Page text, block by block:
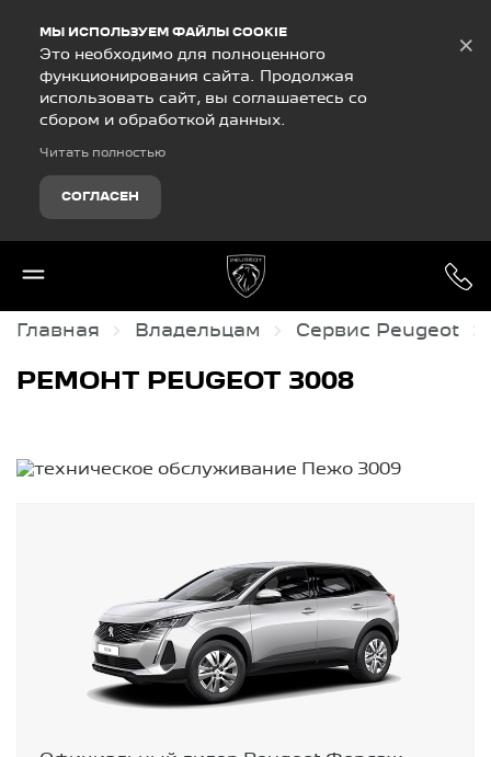
МЫ ИСПОЛЬЗУЕМ ФАЙЛЫ COOKIE
Это необходимо для полноценного
функционирования сайта. Продолжая
использовать сайт, вы соглашаетесь со
сбором и обработкой данных.
Читать полностью
СОГЛАСЕН
×
Главная Владельцам Сервис Peugeot
РЕМОНТ PEUGEOT 3008